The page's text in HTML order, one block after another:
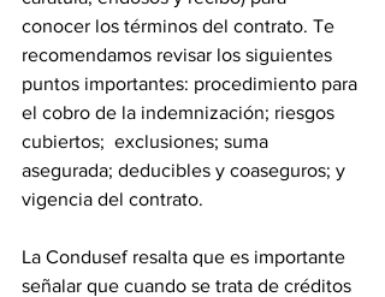
conocer los términos del contrato. Te
recomendamos revisar los siguientes
puntos importantes: procedimiento para
el cobro de la indemnización; riesgos
cubiertos;  exclusiones; suma
asegurada; deducibles y coaseguros; y
vigencia del contrato.
La Condusef resalta que es importante
señalar que cuando se trata de créditos